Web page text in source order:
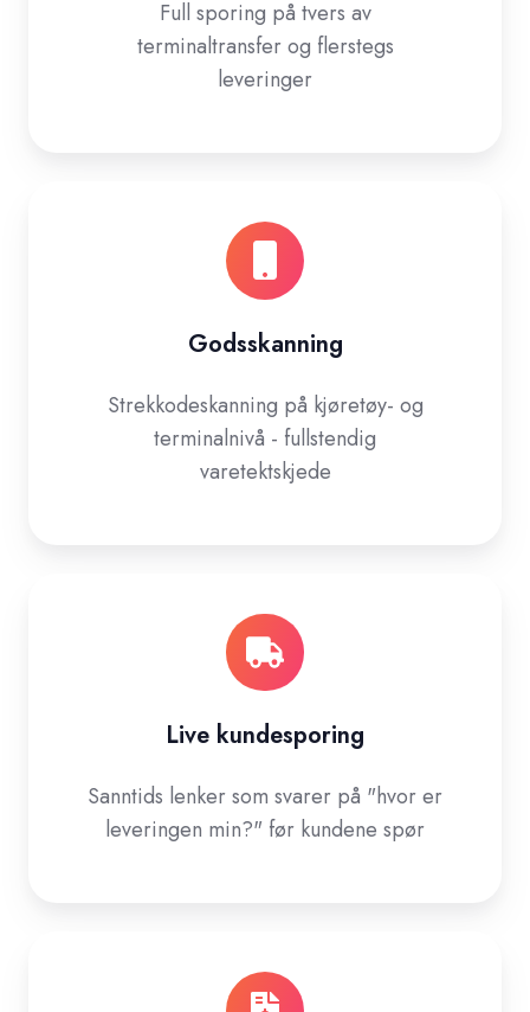
Full sporing på tvers av
terminaltransfer og flerstegs
leveringer
Godsskanning
Strekkodeskanning på kjøretøy- og
terminalnivå - fullstendig
varetektskjede
Live kundesporing
Sanntids lenker som svarer på "hvor er
leveringen min?" før kundene spør